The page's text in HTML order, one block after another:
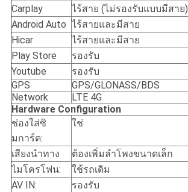
Carplay
ไร้สาย (ไม่รองรับแบบมีสาย)
Android Auto ไร้สายและมีสาย
Hicar
ไร้สายและมีสาย
Play Store
รองรับ
Youtube
รองรับ
GPS
GPS/GLONASS/BDS
Network
LTE 4G
Hardware Configuration
ช่องใส่ซิ
มการ์ด:
ใช่
เสียงนำทาง
ต้องเพิ่มลำโพงขนาดเล็ก
ไมโครโฟน:
ใช้รถเดิม
AV IN:
รองรับ